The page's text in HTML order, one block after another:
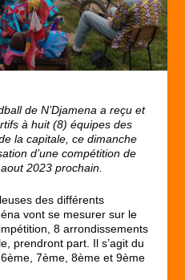
de N’Djamena a reçu et
à huit (8) équipes des
la capitale, ce dimanche
d’une compétition de
2023 prochain.
des différents
vont se mesurer sur le
8 arrondissements
prendront part. Il s’agit du
7ème, 8ème et 9ème